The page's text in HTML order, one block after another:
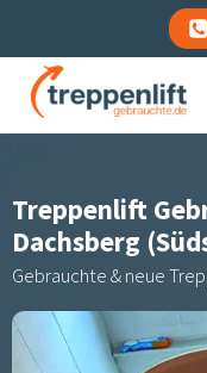
Treppenlift
Dachsberg
Gebrauchte & neue